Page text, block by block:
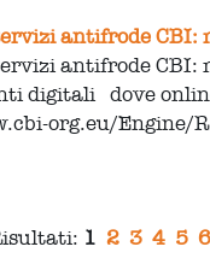
antifrode
antifrode CBI:
digitali dove
org.eu/Engine/
1 2 3 4 5 6